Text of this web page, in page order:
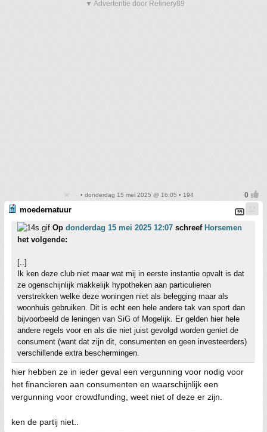
▼ Advertentie door Refinery89
• donderdag 15 mei 2025 @ 16:05 • 194
moedernatuur
Op donderdag 15 mei 2025 12:07 schreef Horsemen
het volgende:
[..]
Ik ken deze club niet maar wat mij in eerste instantie opvalt is dat
ze ogenschijnlijk makkelijk hypotheken aan particulieren
verstrekken welke deze woningen niet als belegging maar als
woonhuis gebruiken. Dit is echt een hele andere tak van sport dan
bijvoorbeeld de leningen van SiG of Mogelijk. Er gelden hier hele
andere regels voor en als die niet juist gevolgd worden geniet de
consument (want dat zijn dit, consumenten en geen investeerders)
verschillende extra beschermingen.
hier hebben ze in ieder geval een vergunning voor nodig voor
het financieren aan consumenten en waarschijnlijk een
vergunning voor crowdfunding, weet niet of deze er zijn.
ken de partij niet..